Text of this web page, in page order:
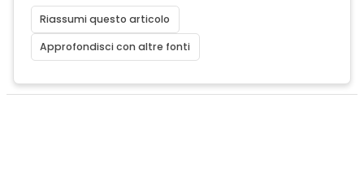
Riassumi questo articolo
Approfondisci con altre fonti